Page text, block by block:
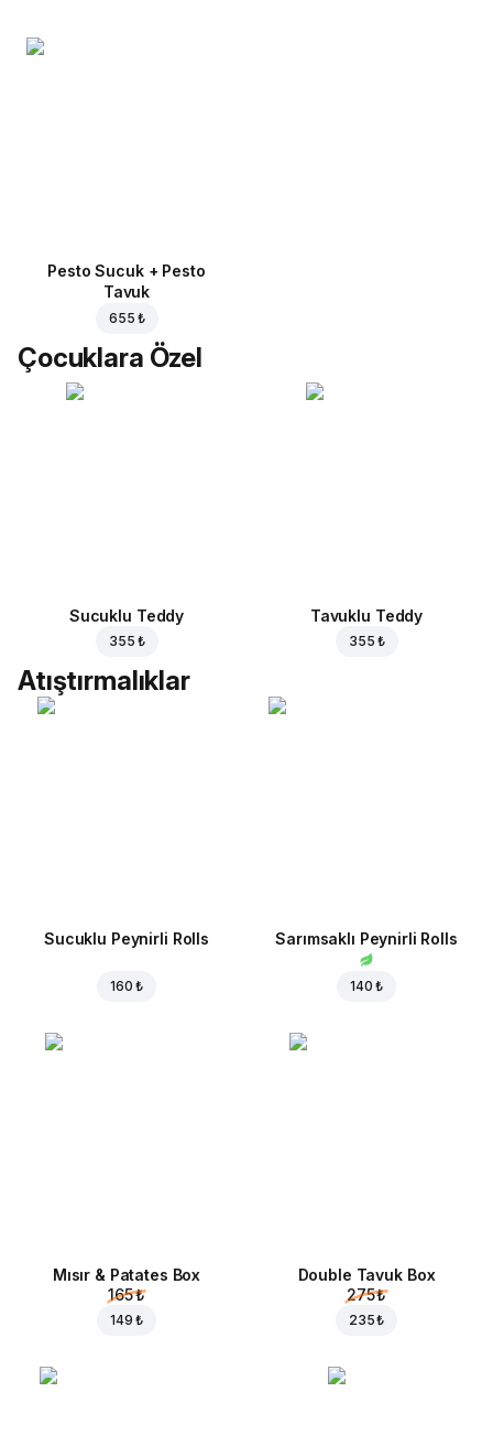
Pesto Sucuk + Pesto
Tavuk
655 ₺
Çocuklara Özel
Sucuklu Teddy
355 ₺
Tavuklu Teddy
355 ₺
Atıştırmalıklar
Sucuklu Peynirli Rolls
160 ₺
Sarımsaklı Peynirli Rolls
140 ₺
Mısır & Patates Box
165 ₺
149 ₺
Double Tavuk Box
275 ₺
235 ₺